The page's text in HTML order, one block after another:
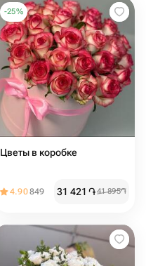
-25%
Цветы в коробке
4.90849 31 421 ֏41 895֏